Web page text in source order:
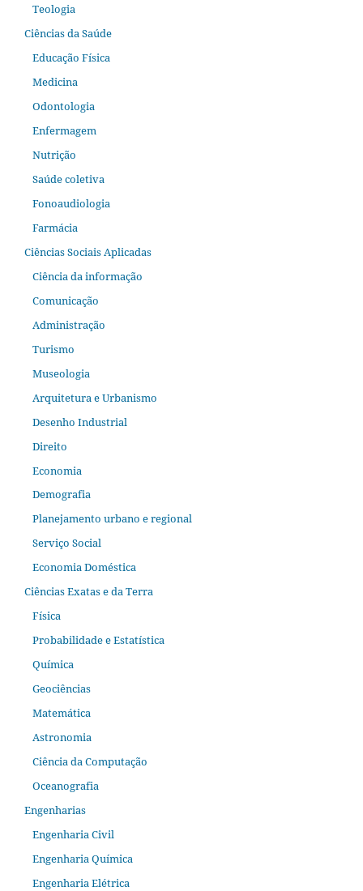
Teologia
Ciências da Saúde
Educação Física
Medicina
Odontologia
Enfermagem
Nutrição
Saúde coletiva
Fonoaudiologia
Farmácia
Ciências Sociais Aplicadas
Ciência da informação
Comunicação
Administração
Turismo
Museologia
Arquitetura e Urbanismo
Desenho Industrial
Direito
Economia
Demografia
Planejamento urbano e regional
Serviço Social
Economia Doméstica
Ciências Exatas e da Terra
Física
Probabilidade e Estatística
Química
Geociências
Matemática
Astronomia
Ciência da Computação
Oceanografia
Engenharias
Engenharia Civil
Engenharia Química
Engenharia Elétrica